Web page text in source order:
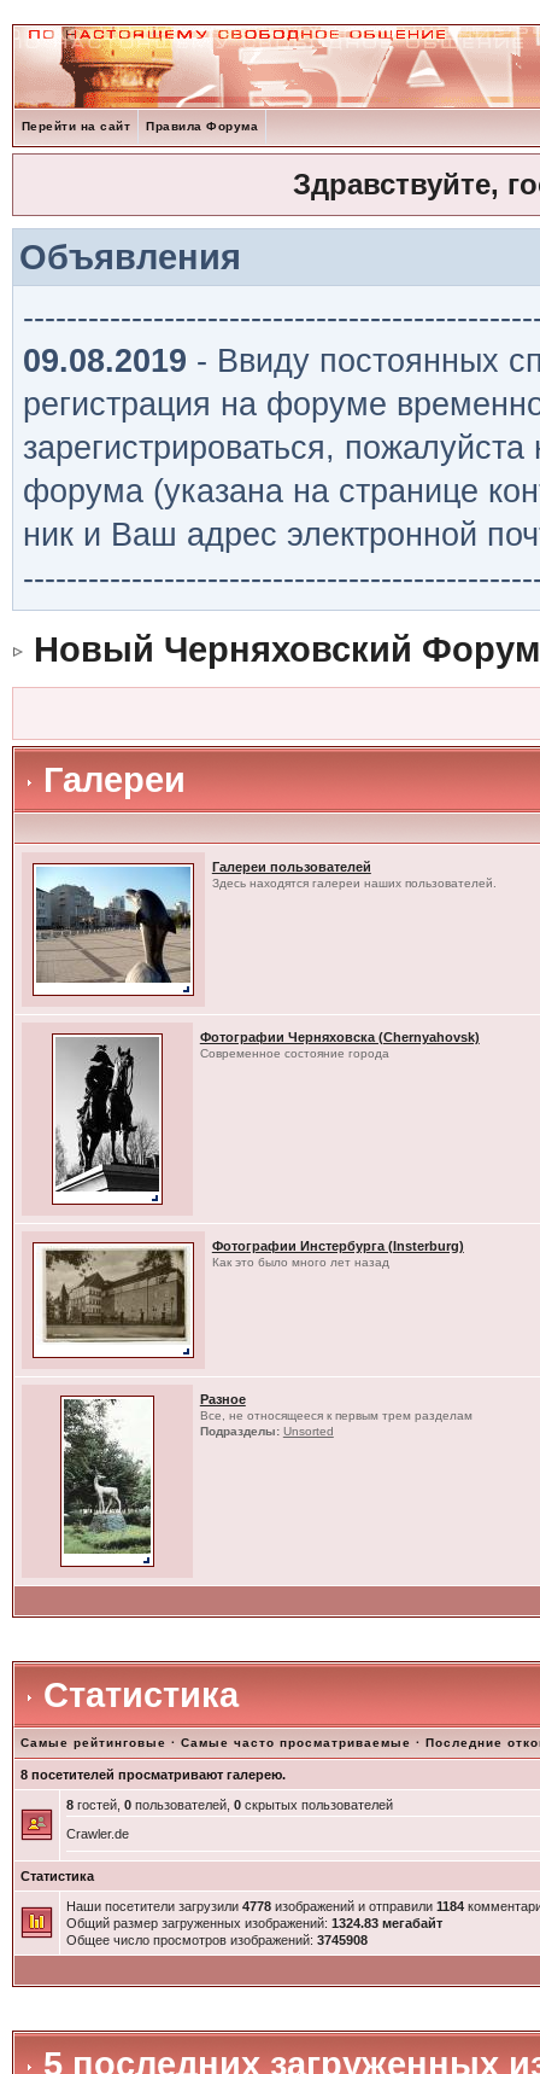
Перейти на сайт Правила Форума
Здравствуйте,
Объявления
09.08.2019 - Ввиду постоянных
регистрация на форуме
зарегистрироваться,
форума (указана на странице
ник и Ваш адрес электронной
Новый Черняховский Форум
Галереи
Галереи пользователей
Здесь находятся галереи наших пользователей.
Фотографии Черняховска (Chernyahovsk)
Современное состояние города
Фотографии Инстербурга (Insterburg)
Как это было много лет назад
Разное
Все, не относящееся к первым трем разделам
Подразделы: Unsorted
Статистика
Самые рейтинговые · Самые часто просматриваемые · Последние
8 посетителей просматривают галерею.
8гостей, 0пользователей, 0скрытых пользователей
Crawler.de
Статистика
Наши посетители загрузили 4778изображений и отправили 1184
Общий размер загруженных изображений: 1324.83 мегабайт
Общее число просмотров изображений: 3745908
5 последних загруженных